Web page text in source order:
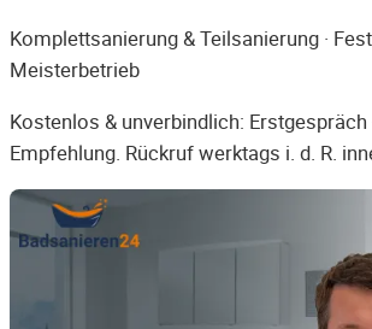
Komplettsanierung & Teilsanierung ·
Meisterbetrieb
Kostenlos & unverbindlich: Erstgespräch
Empfehlung. Rückruf werktags i. d. R.